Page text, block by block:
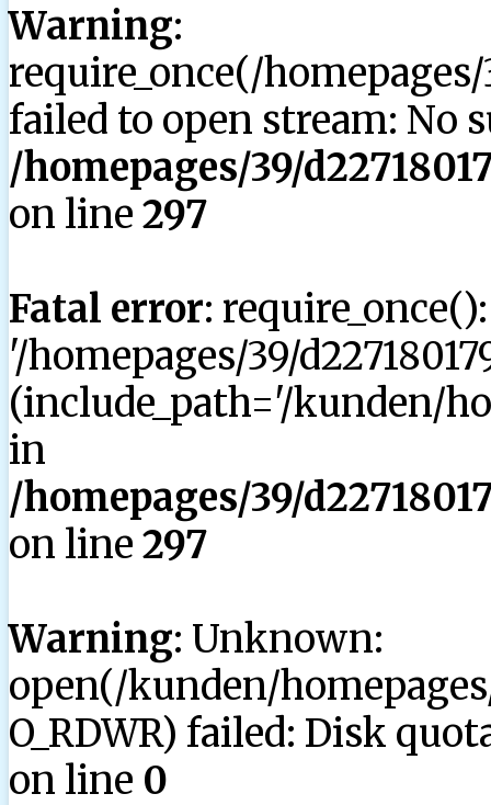
Warning:
require_once(/
failed to open stream: No
/homepages/39/
on line 297
Fatal error:
'/homepages/39/
(include_path='/kunden/
in
/homepages/39/
on line 297
Warning: Unknown:
open(/kunden/
O_RDWR) failed: Disk
on line 0